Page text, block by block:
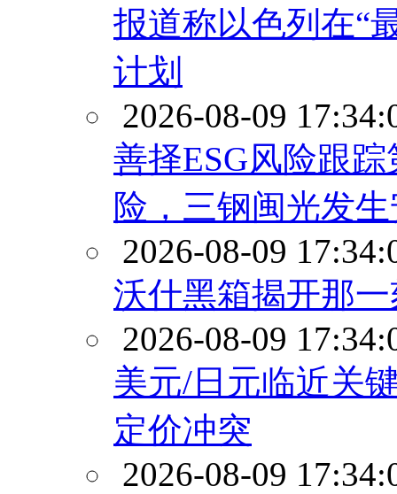
报道称以色列在“
计划
2026-08-09
善择ESG风险跟
险，三钢闽光发
2026-08-09
沃什黑箱揭开那
2026-08-09
美元/日元临近关
定价冲突
2026-08-09